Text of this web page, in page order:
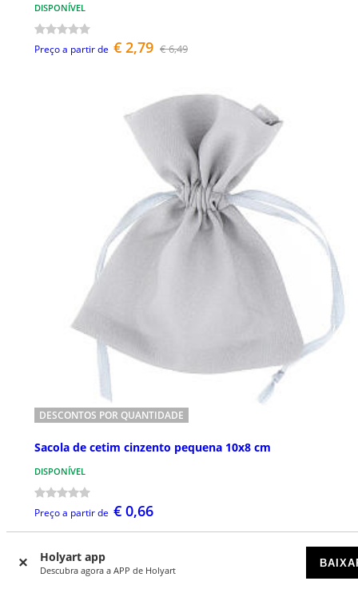
Holyart app
Descubra agora a APP de Holyart
DISPONÍVEL
Preço a partir de € 2,79 € 6,49
DESCONTOS POR QUANTIDADE
Sacola de cetim cinzento pequena 10x8 cm
DISPONÍVEL
Preço a partir de € 0,66